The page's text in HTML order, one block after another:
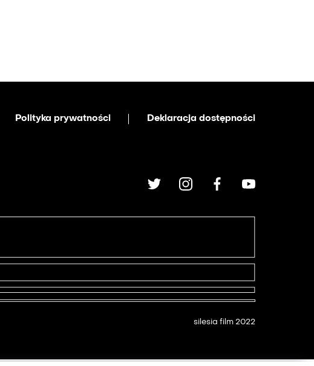
Polityka prywatności Deklaracja dostępności
silesia film 2022